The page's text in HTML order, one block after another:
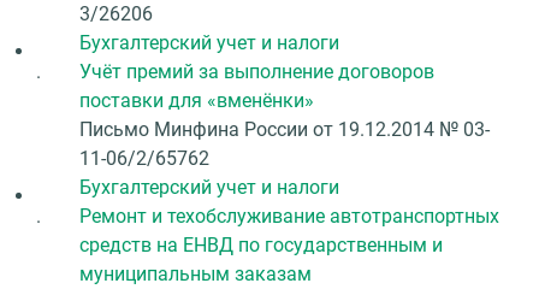
3/26206
Бухгалтерский учет и налоги
.
Учёт премий за выполнение договоров
поставки для «вменёнки»
Письмо Минфина России от 19.12.2014 № 03-
11-06/2/65762
Бухгалтерский учет и налоги
.
Ремонт и техобслуживание автотранспортных
средств на ЕНВД по государственным и
муниципальным заказам